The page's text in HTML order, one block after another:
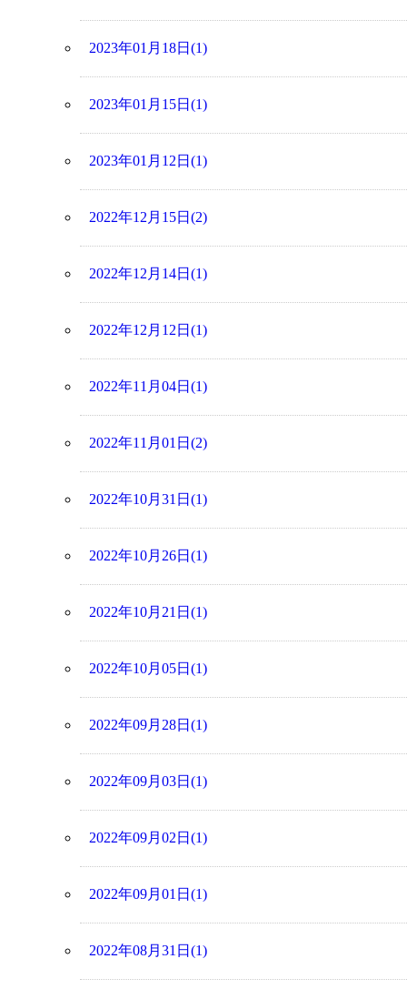
2023年01月18日(1)
2023年01月15日(1)
2023年01月12日(1)
2022年12月15日(2)
2022年12月14日(1)
2022年12月12日(1)
2022年11月04日(1)
2022年11月01日(2)
2022年10月31日(1)
2022年10月26日(1)
2022年10月21日(1)
2022年10月05日(1)
2022年09月28日(1)
2022年09月03日(1)
2022年09月02日(1)
2022年09月01日(1)
2022年08月31日(1)